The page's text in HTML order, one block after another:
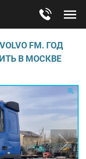
FM. ГОД
В МОСКВЕ